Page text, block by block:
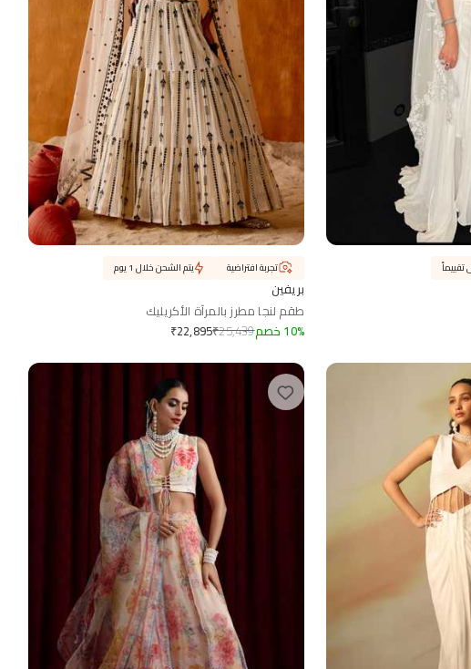
تقييماً
بريفين
طقم لنجا مطرز بالمرآة الأكريليك
₹22,895₹25,439 10% خصم
تجربة افتراضية يتم الشحن خلال 1 يوم